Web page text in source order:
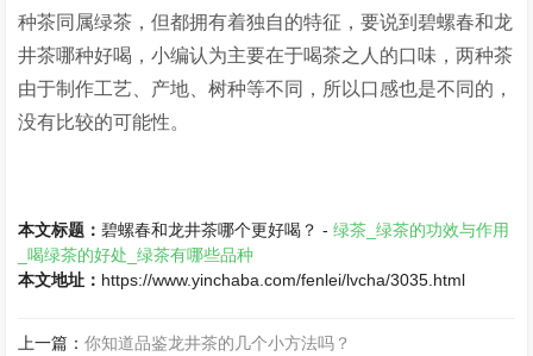
种茶同属绿茶，但都拥有着独自的特征，要说到碧螺春和龙
井茶哪种好喝，小编认为主要在于喝茶之人的口味，两种茶
由于制作工艺、产地、树种等不同，所以口感也是不同的，
没有比较的可能性。
本文标题：碧螺春和龙井茶哪个更好喝？ -绿茶_绿茶的功效与作用
_喝绿茶的好处_绿茶有哪些品种
本文地址： https://www.yinchaba.com/fenlei/lvcha/3035.html
上一篇：你知道品鉴龙井茶的几个小方法吗？